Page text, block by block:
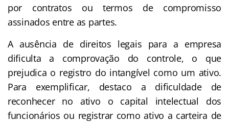
por contratos ou termos de compromisso
assinados entre as partes.
A ausência de direitos legais para a empresa
dificulta a comprovação do controle, o que
prejudica o registro do intangível como um ativo.
Para exemplificar, destaco a dificuldade de
reconhecer no ativo o capital intelectual dos
funcionários ou registrar como ativo a carteira de